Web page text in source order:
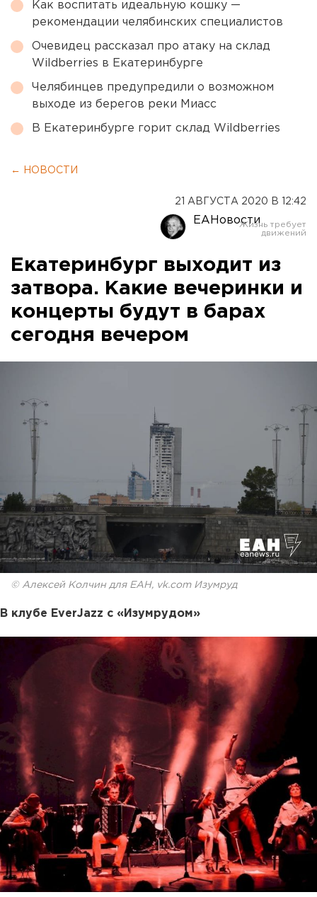
Как воспитать идеальную кошку —
рекомендации челябинских специалистов
Очевидец рассказал про атаку на склад
Wildberries в Екатеринбурге
Челябинцев предупредили о возможном
выходе из берегов реки Миасс
В Екатеринбурге горит склад Wildberries
← НОВОСТИ
21 АВГУСТА 2020 В 12:42
ЕАНовости
Екатеринбург выходит из
затвора. Какие вечеринки и
концерты будут в барах
сегодня вечером
© Алексей Колчин для ЕАН, vk.com Изумруд
В клубе EverJazz с «Изумрудом»